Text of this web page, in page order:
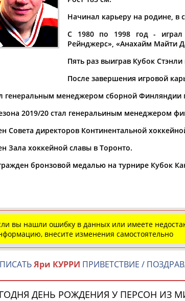
К Л М Н О
П
Щ Э Ю
Дата рождения
чч
уникальных документов
переизбран председателем совета
"Йокерита"
СТАДИОН
Начинал карьеру на родине, в
С 1980 по 1998 год - играл
Рейнджерс», «Анахайм Майти
Пять раз выиграв Кубок Стэнли
После завершения игровой
генеральным менеджером сборной Финляндии
2019/20 стал генеральиным менеджером
Совета директоров Континентальной
Зала хоккейной славы в Торонто.
бронзовой медалью на турнире Кубок
вы нашли ошибку в данных или имеете
внесите изменения самостоятельно
Яри КУРРИ ПРИВЕТСТВИЕ /
ДЕНЬ РОЖДЕНИЯ У ПЕРСОН ИЗ